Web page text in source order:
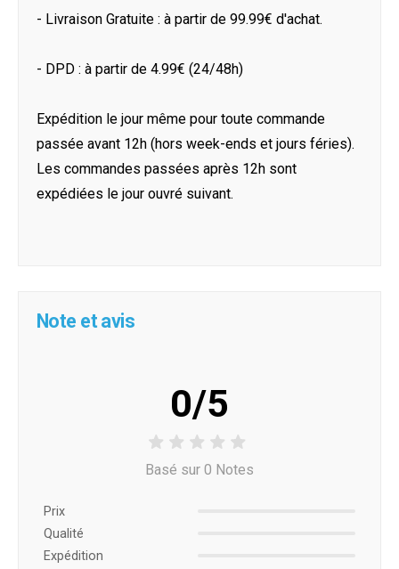
- Livraison Gratuite : à partir de 99.99€ d'achat.
- DPD : à partir de 4.99€ (24/48h)
Expédition le jour même pour toute commande
passée avant 12h (hors week-ends et jours féries).
Les commandes passées après 12h sont
expédiées le jour ouvré suivant.
Note et avis
0/5
Basé sur 0 Notes
Prix ​​
Qualité
Expédition